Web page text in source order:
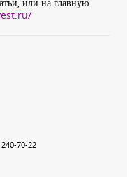
240-70-22